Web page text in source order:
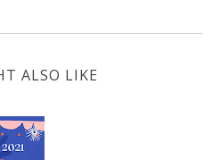
ALSO LIKE